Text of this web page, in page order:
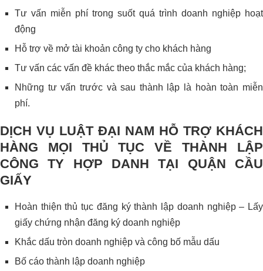
Tư vấn miễn phí trong suốt quá trình doanh nghiệp hoạt
động
Hỗ trợ về mở tài khoản công ty cho khách hàng
Tư vấn các vấn đề khác theo thắc mắc của khách hàng;
Những tư vấn trước và sau thành lập là hoàn toàn miễn
phí.
DỊCH VỤ LUẬT ĐẠI NAM HỖ TRỢ KHÁCH
HÀNG MỌI THỦ TỤC VỀ THÀNH LẬP
CÔNG TY HỢP DANH TẠI QUẬN CẦU
GIẤY
Hoàn thiện thủ tục đăng ký thành lập doanh nghiệp – Lấy
giấy chứng nhận đăng ký doanh nghiệp
Khắc dấu tròn doanh nghiệp và công bố mẫu dấu
Bố cáo thành lập doanh nghiệp